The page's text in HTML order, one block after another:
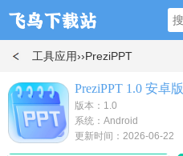
工具应用››PreziPPT
PreziPPT 1.0 安卓版
版本：1.0
系统：Android
更新时间：2026-06-22